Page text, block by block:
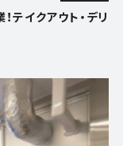
テイクアウト・デリ